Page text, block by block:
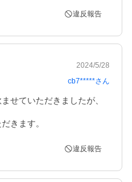
違反報告
2024/5/28
cb7*****さん
せていただきましたが、
きます。
違反報告